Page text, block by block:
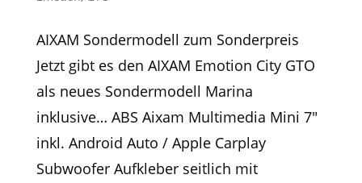
AIXAM Sondermodell zum Sonderpreis
Jetzt gibt es den AIXAM Emotion City GTO
als neues Sondermodell Marina
inklusive… ABS Aixam Multimedia Mini 7″
inkl. Android Auto / Apple Carplay
Subwoofer Aufkleber seitlich mit